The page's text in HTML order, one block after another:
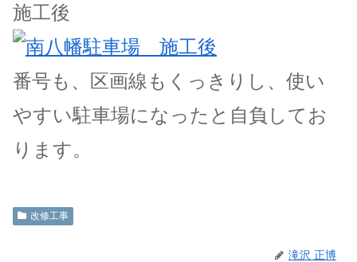
施工後
番号も、区画線もくっきりし、使い
やすい駐車場になったと自負してお
ります。
改修工事
滝沢 正博